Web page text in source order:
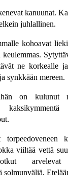
kanuunat.
juhlallinen.
kohoavat
keulemmas.
ne korkealle
synkkään mereen.
on kulunut
torpeedoveneen
viiltää vettä
solmunväliä.